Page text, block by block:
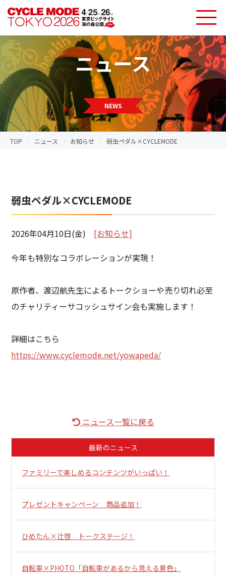
ニュース
NEWS
TOP ニュース お知らせ 弱虫ペダル×CYCLEMODE
弱虫ペダル×CYCLEMODE
2026年04月10日(金) [お知らせ]
今年も特別なコラボレーションが実現！
原作者、渡辺航先生によるトークショーや売り切れ必至
のチャリティーサコッシュサイン会も実施します！
詳細はこちら
https://www.cyclemode.net/yowapeda/
ニュース一覧に戻る
最新のニュース
ファミリーで楽しめるコンテンツがいっぱい！
プレゼントキャンペーン 商品追加！
ひめたん×辻啓 トークステージ！
自転車×PHOTO「自転車があるから見える景色」